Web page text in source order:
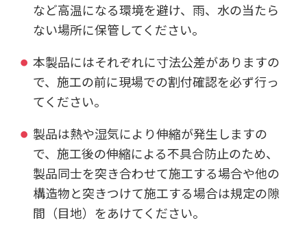
など高温になる環境を避け、雨、水の当たら
ない場所に保管してください。
本製品にはそれぞれに寸法公差がありますの
で、施工の前に現場での割付確認を必ず行っ
てください。
製品は熱や湿気により伸縮が発生しますの
で、施工後の伸縮による不具合防止のため、
製品同士を突き合わせて施工する場合や他の
構造物と突きつけて施工する場合は規定の隙
間（目地）をあけてください。